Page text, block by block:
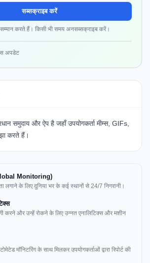
सब्सक्राइब करें
करते हैं। किसी भी समय अनसब्सक्राइब करें।
अपडेट
समुदाय और ऐप है जहाँ उपयोगकर्ता मीम्स, GIFs,
करते हैं।
Monitoring)
लगाने के लिए दुनिया भर के कई स्थानों से 24/7 निगरानी।
करने और उन्हें रोकने के लिए उन्नत एनालिटिक्स और मशीन
मॉनिटरिंग के साथ मिलकर उपयोगकर्ताओं द्वारा रिपोर्ट की